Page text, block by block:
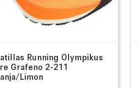
Running Olympikus
Grafeno 2-211
Limon